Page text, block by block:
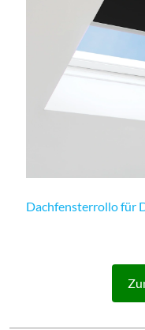
Dachfensterrollo für